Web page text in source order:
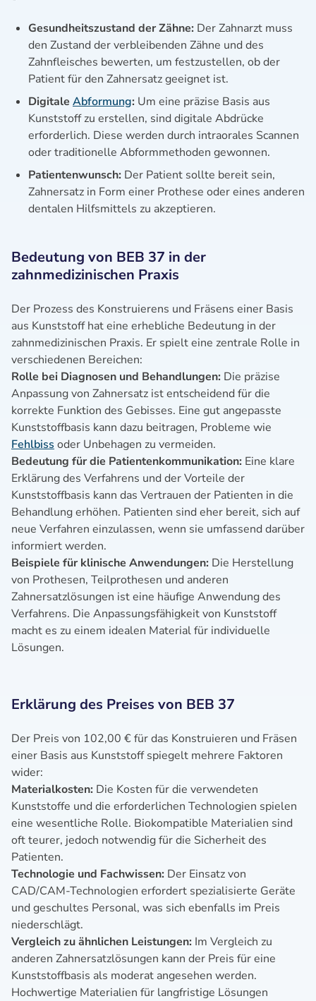
Gesundheitszustand der Zähne: Der Zahnarzt muss
den Zustand der verbleibenden Zähne und des
Zahnfleisches bewerten, um festzustellen, ob der
Patient für den Zahnersatz geeignet ist.
Digitale Abformung: Um eine präzise Basis aus
Kunststoff zu erstellen, sind digitale Abdrücke
erforderlich. Diese werden durch intraorales Scannen
oder traditionelle Abformmethoden gewonnen.
Patientenwunsch: Der Patient sollte bereit sein,
Zahnersatz in Form einer Prothese oder eines anderen
dentalen Hilfsmittels zu akzeptieren.
Bedeutung von BEB 37 in der
zahnmedizinischen Praxis
Der Prozess des Konstruierens und Fräsens einer Basis
aus Kunststoff hat eine erhebliche Bedeutung in der
zahnmedizinischen Praxis. Er spielt eine zentrale Rolle in
verschiedenen Bereichen:
Rolle bei Diagnosen und Behandlungen: Die präzise
Anpassung von Zahnersatz ist entscheidend für die
korrekte Funktion des Gebisses. Eine gut angepasste
Kunststoffbasis kann dazu beitragen, Probleme wie
Fehlbiss oder Unbehagen zu vermeiden.
Bedeutung für die Patientenkommunikation: Eine klare
Erklärung des Verfahrens und der Vorteile der
Kunststoffbasis kann das Vertrauen der Patienten in die
Behandlung erhöhen. Patienten sind eher bereit, sich auf
neue Verfahren einzulassen, wenn sie umfassend darüber
informiert werden.
Beispiele für klinische Anwendungen: Die Herstellung
von Prothesen, Teilprothesen und anderen
Zahnersatzlösungen ist eine häufige Anwendung des
Verfahrens. Die Anpassungsfähigkeit von Kunststoff
macht es zu einem idealen Material für individuelle
Lösungen.
Erklärung des Preises von BEB 37
Der Preis von 102,00 € für das Konstruieren und Fräsen
einer Basis aus Kunststoff spiegelt mehrere Faktoren
wider:
Materialkosten: Die Kosten für die verwendeten
Kunststoffe und die erforderlichen Technologien spielen
eine wesentliche Rolle. Biokompatible Materialien sind
oft teurer, jedoch notwendig für die Sicherheit des
Patienten.
Technologie und Fachwissen: Der Einsatz von
CAD/CAM-Technologien erfordert spezialisierte Geräte
und geschultes Personal, was sich ebenfalls im Preis
niederschlägt.
Vergleich zu ähnlichen Leistungen: Im Vergleich zu
anderen Zahnersatzlösungen kann der Preis für eine
Kunststoffbasis als moderat angesehen werden.
Hochwertige Materialien für langfristige Lösungen